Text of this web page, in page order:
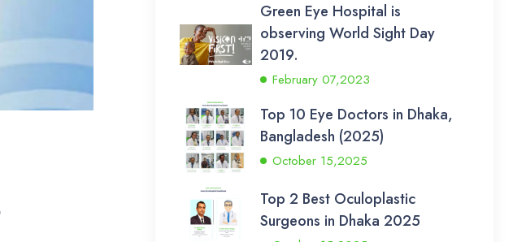
Green Eye Hospital is
observing World Sight Day
2019.
February 07,2023
Top 10 Eye Doctors in Dhaka,
Bangladesh (2025)
October 15,2025
Top 2 Best Oculoplastic
Surgeons in Dhaka 2025